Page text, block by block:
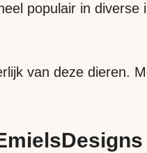
populair in
van deze dieren.